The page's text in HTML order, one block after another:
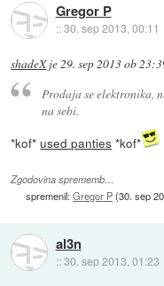
Gregor P
::30. sep 2013, 00:11
shadeXje29. sep 2013 ob
Prodaja se elektronika,
na sebi.
*kof*used panties *kof*
Zgodovina sprememb…
spremenil:Gregor P(30. sep
al3n
::30. sep 2013, 01:23